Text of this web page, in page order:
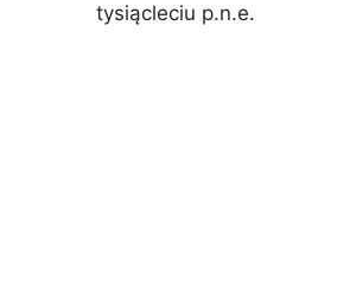
tysiącleciu p.n.e.